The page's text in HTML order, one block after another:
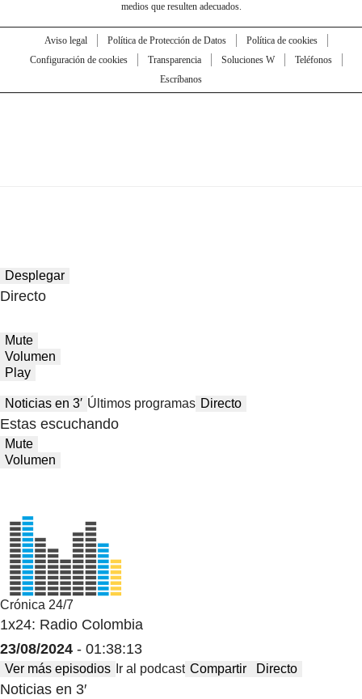
medios que resulten adecuados.
Aviso legal Política de Protección de Datos
Política de cookies
Configuración de cookies
Transparencia Soluciones W
Teléfonos
Escríbanos
Desplegar
Directo
Mute
Volumen
Play
Noticias en 3′ Últimos programas Directo
Estas escuchando
Mute
Volumen
Crónica 24/7
1x24: Radio Colombia
23/08/2024 - 01:38:13
Ver más episodios Ir al podcast Compartir Directo
Noticias en 3′